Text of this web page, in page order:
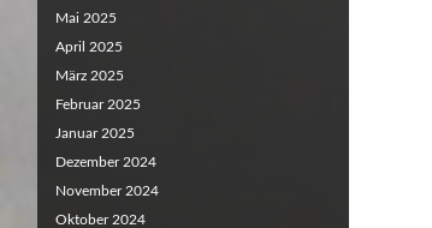
Mai 2025
April 2025
März 2025
Februar 2025
Januar 2025
Dezember 2024
November 2024
Oktober 2024